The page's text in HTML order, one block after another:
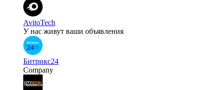
AvitoTech
У нас живут ваши объявления
Битрикс24
Company